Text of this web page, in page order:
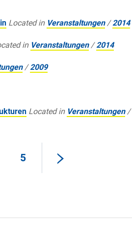
Located in Veranstaltungen /2014
in Veranstaltungen /2014
/2009
Located in Veranstaltungen /
5